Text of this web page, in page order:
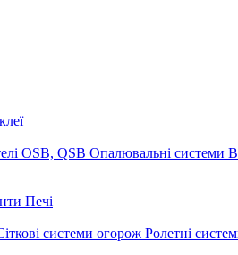
OSB, QSB Опалювальні системи
Печі
системи огорож Ролетні